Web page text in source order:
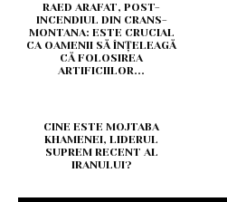
RAED ARAFAT, POST-
INCENDIUL DIN CRANS-
MONTANA: ESTE CRUCIAL
CA OAMENII SĂ ÎNȚELEAGĂ
CĂ FOLOSIREA
ARTIFICIILOR...
CINE ESTE MOJTABA
KHAMENEI, LIDERUL
SUPREM RECENT AL
IRANULUI?